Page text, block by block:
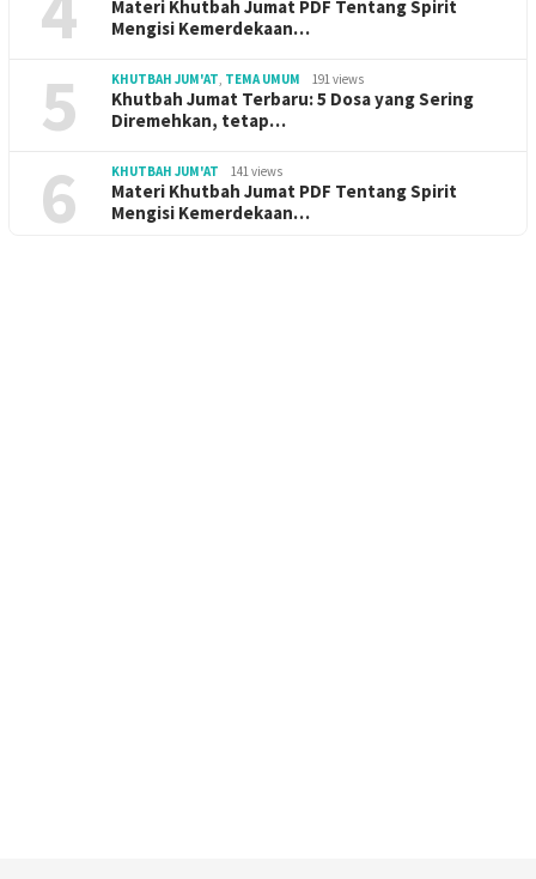
Materi Khutbah Jumat PDF Tentang Spirit
Mengisi Kemerdekaan…
5 KHUTBAH JUM'AT, TEMA UMUM 191 views
Khutbah Jumat Terbaru: 5 Dosa yang Sering
Diremehkan, tetap…
6 KHUTBAH JUM'AT 141 views
Materi Khutbah Jumat PDF Tentang Spirit
Mengisi Kemerdekaan…